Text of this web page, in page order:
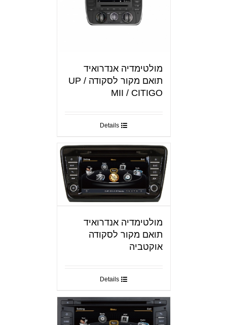
מולטימדיה אנדרואיד
תואם מקור לסקודה UP /
MII / CITIGO
Details
מולטימדיה אנדרואיד
תואם מקור לסקודה
אוקטביה
Details